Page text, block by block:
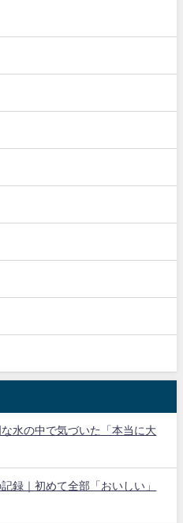
水の中で気づいた「本当に大
録｜初めて全部「おいしい」